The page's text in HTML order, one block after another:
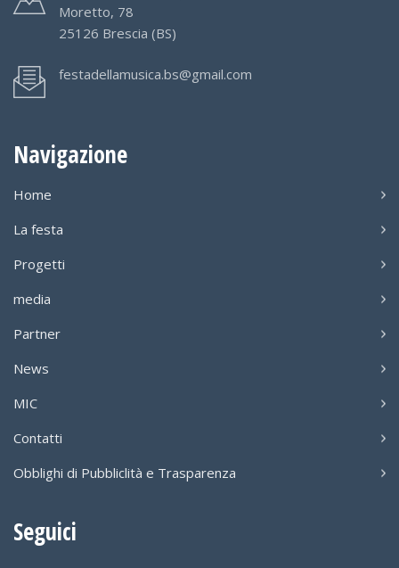
Moretto, 78
25126 Brescia (BS)
festadellamusica.bs@gmail.com
Navigazione
Home
La festa
Progetti
media
Partner
News
MIC
Contatti
Obblighi di Pubbliclità e Trasparenza
Seguici